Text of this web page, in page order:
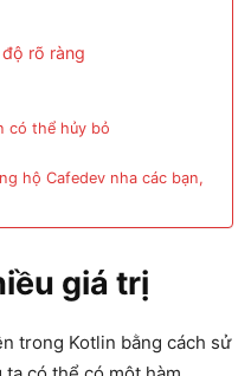
rõ ràng
có thể hủy bỏ
hộ Cafedev nha các bạn,
giá trị
trong Kotlin bằng cách sử